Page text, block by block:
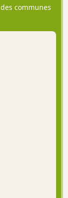
communes